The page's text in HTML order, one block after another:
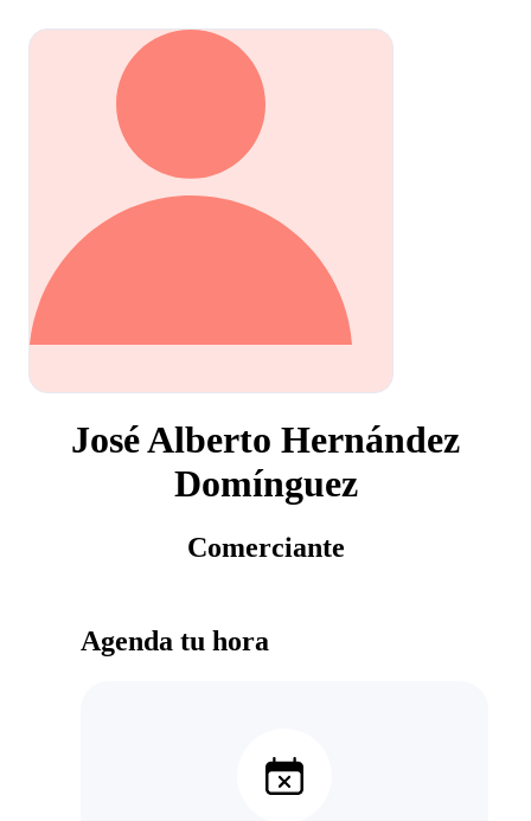
José Alberto Hernández
Domínguez
Comerciante
Agenda tu hora